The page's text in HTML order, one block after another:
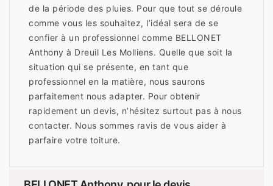
de la période des pluies. Pour que tout se déroule
comme vous les souhaitez, l’idéal sera de se
confier à un professionnel comme BELLONET
Anthony à Dreuil Les Molliens. Quelle que soit la
situation qui se présente, en tant que
professionnel en la matière, nous saurons
parfaitement nous adapter. Pour obtenir
rapidement un devis, n’hésitez surtout pas à nous
contacter. Nous sommes ravis de vous aider à
parfaire votre toiture.